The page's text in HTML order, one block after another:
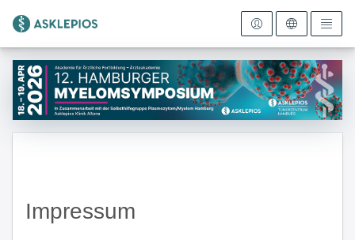
Zur Startseite
Impressum